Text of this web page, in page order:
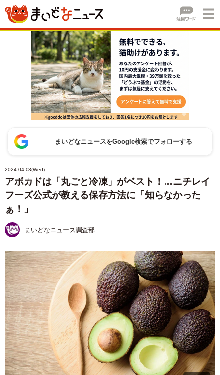
まいどなニュースをGoogle検索でフォローする
2024.04.03(Wed)
アボカドは「丸ごと冷凍」がベスト！…ニチレイ
フーズ公式が教える保存方法に「知らなかった
ぁ！」
まいどなニュース調査部